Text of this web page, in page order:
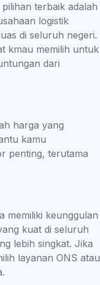
terbaik adalah
logistik
di seluruh negeri.
kmau memilih untuk
dari
harga yang
kamu
penting, terutama
memiliki keunggulan
kuat di seluruh
lebih singkat. Jika
layanan ONS atau